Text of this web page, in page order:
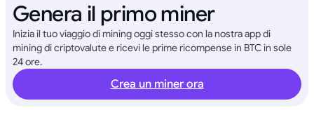
Genera il primo miner
Inizia il tuo viaggio di mining oggi stesso con la nostra app di
mining di criptovalute e ricevi le prime ricompense in BTC in sole
24 ore.
Crea un miner ora